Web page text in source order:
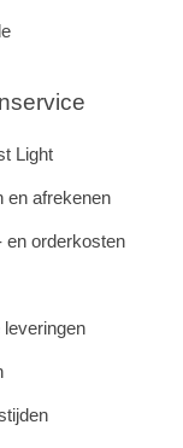
Light
en afrekenen
en orderkosten
leveringen